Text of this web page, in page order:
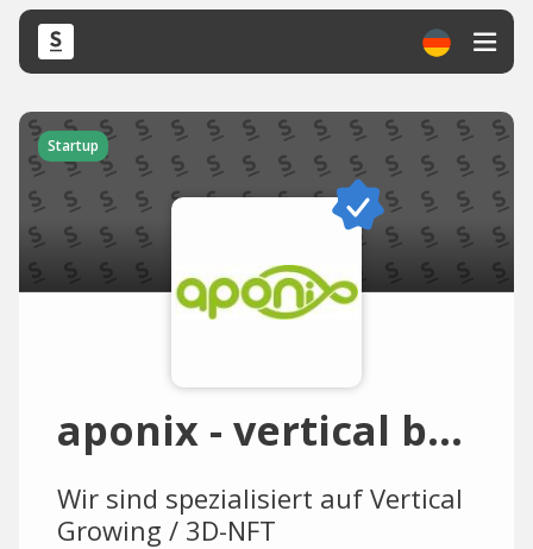
Startup
aponix - vertical barrel
Wir sind spezialisiert auf Vertical
Growing / 3D-NFT